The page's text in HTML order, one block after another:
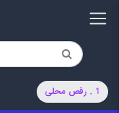
1 . رقص محلی